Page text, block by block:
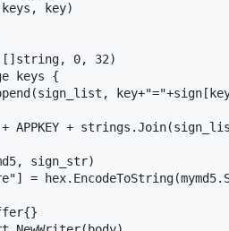
key)
0, 32)
keys {
APPKEY +
sign_str)
=